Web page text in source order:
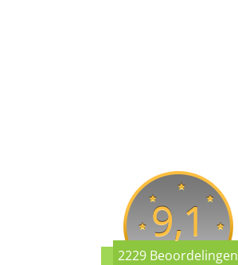
9,1
2229 Beoordelingen